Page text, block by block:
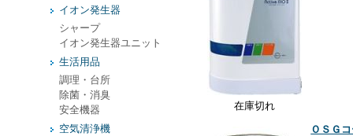
イオン発生器
シャープ
イオン発生器ユニット
生活用品
調理・台所
除菌・消臭
安全機器
空気清浄機
在庫切れ
ＯＳＧ